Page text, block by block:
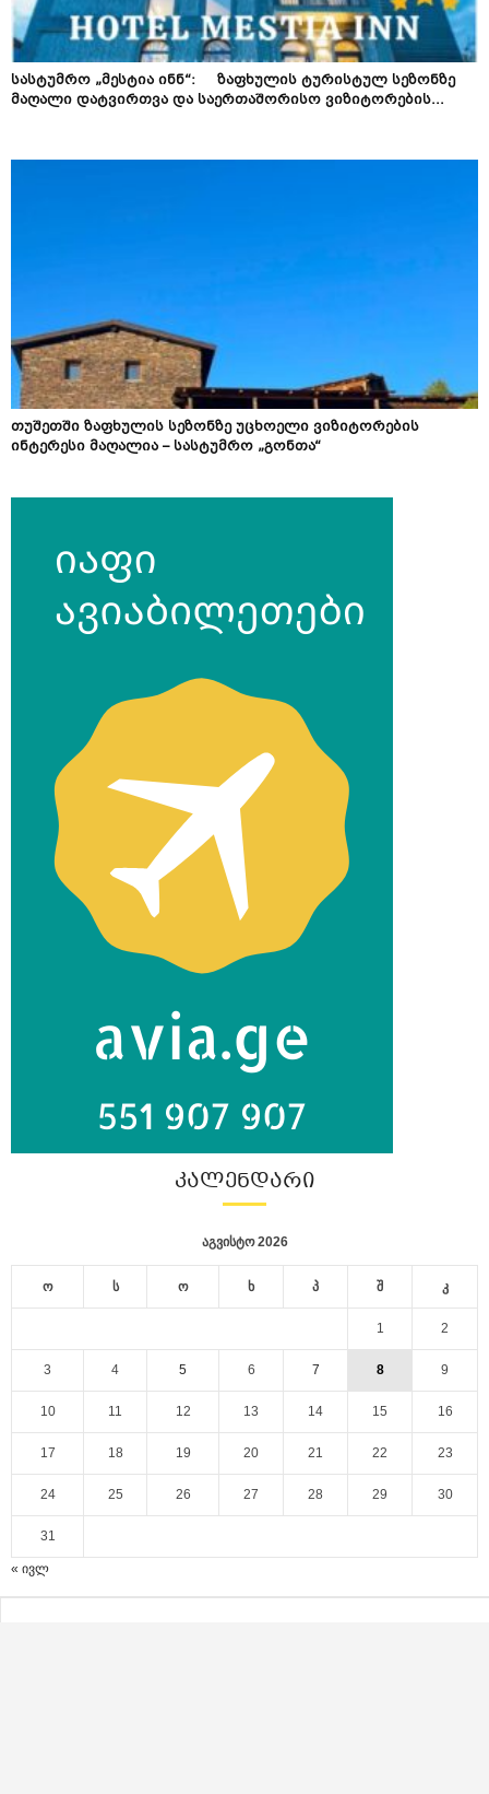
სასტუმრო „მესტია ინნ“: ზაფხულის ტურისტულ სეზონზე
მაღალი დატვირთვა და საერთაშორისო ვიზიტორების...
თუშეთში ზაფხულის სეზონზე უცხოელი ვიზიტორების
ინტერესი მაღალია – სასტუმრო „გონთა“
ᲙᲐᲚᲔᲜᲓᲐᲠᲘ
აგვისტო 2026
ო ს ო ხ პ შ კ
1 2
3 4 5 6 7 8 9
10 11 12 13 14 15 16
17 18 19 20 21 22 23
24 25 26 27 28 29 30
31
« ივლ